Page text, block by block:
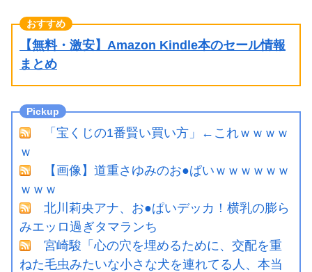
【無料・激安】Amazon Kindle本のセール情報
まとめ
「宝くじの1番賢い買い方」←これｗｗｗｗ
ｗ
【画像】道重さゆみのお●ぱいｗｗｗｗｗｗ
ｗｗｗ
北川莉央アナ、お●ぱいデッカ！横乳の膨ら
みエッロ過ぎタマランち
宮崎駿「心の穴を埋めるために、交配を重
ねた毛虫みたいな小さな犬を連れてる人、本当